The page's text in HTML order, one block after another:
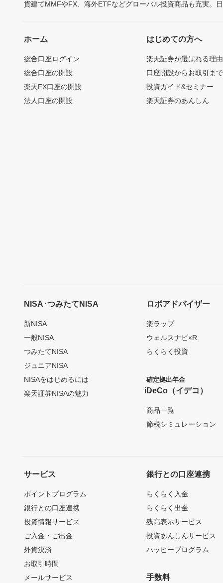
貨建てMMFやFX、海外ETFなどグローバル投資商品も充実。
ホーム
総合口座ログイン
総合口座の開設
楽天FX口座の開設
法人口座の開設
はじめての方へ
楽天証券が選ばれる理由
口座開設からお取引ま
投資ガイド&セミナー
楽天証券のあんしん
NISA･つみたてNISA
新NISA
一般NISA
つみたてNISA
ジュニアNISA
NISAをはじめるには
楽天証券NISAの魅力
ロボアドバイザー
楽ラップ
ウェルスナビ×R
らくらく投資
確定拠出年金
iDeCo（イデコ）
商品一覧
節税シミュレーション
サービス
ポイントプログラム
銀行との口座連携
投資情報サービス
ご入金・ご出金
外貨決済
お取引時間
メールサービス
銀行との口座連携
らくらく入金
らくらく出金
残高表示サービス
投資あんしんサービス
ハッピープログラム
手数料